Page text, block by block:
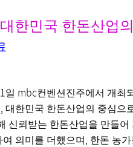
대한민국 한돈산업
1일 mbc컨벤션진주에서 개최
, 대한민국 한돈산업의 중심으
신뢰받는 한돈산업을 만들
의미를 더했으며 , 한돈 농